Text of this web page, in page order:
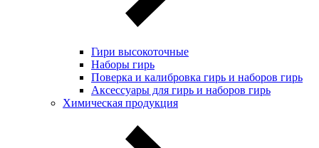
Гири высокоточные
Наборы гирь
Поверка и калибровка гирь и наборов гирь
Аксессуары для гирь и наборов гирь
Химическая продукция